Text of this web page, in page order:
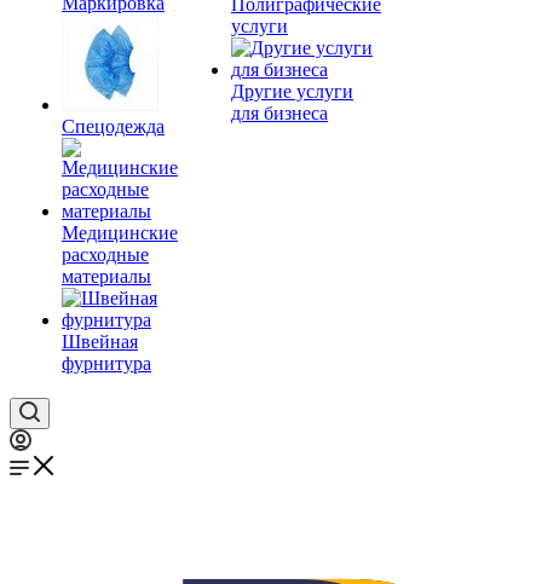
Спецодежда
Медицинские
расходные
материалы
Швейная
фурнитура
Полиграфические
услуги
Другие услуги
для бизнеса